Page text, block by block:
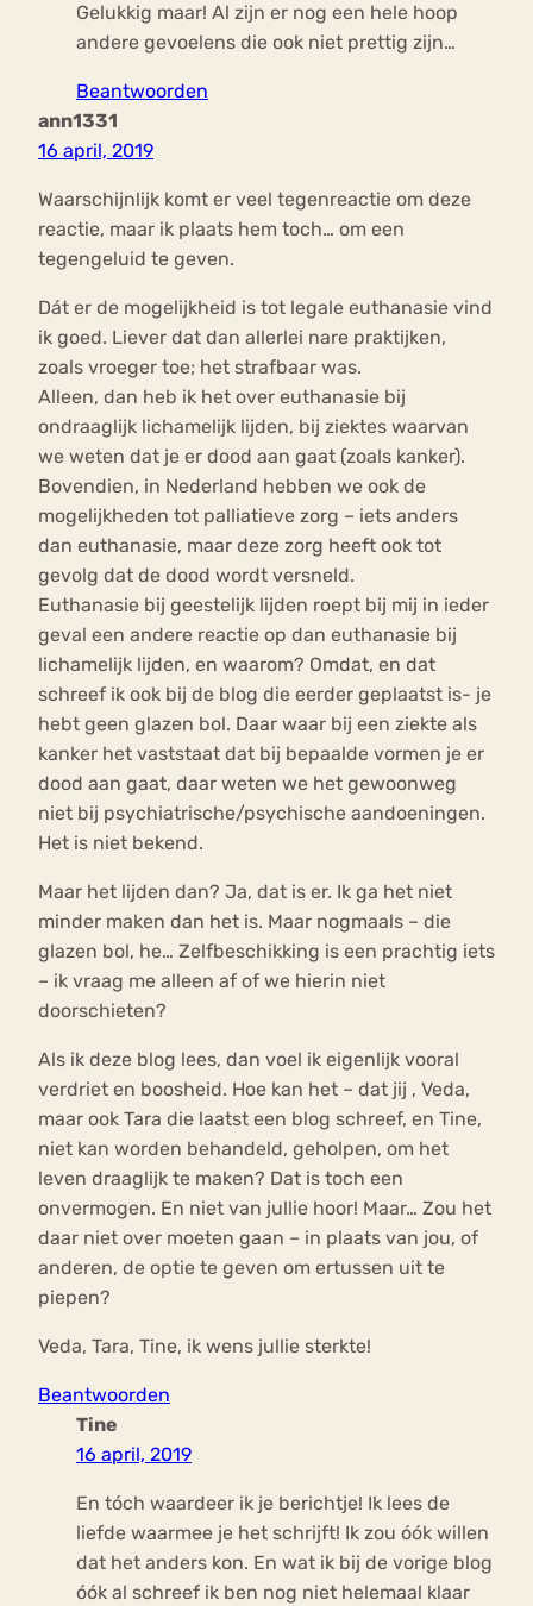
Gelukkig maar! Al zijn er nog een hele hoop
andere gevoelens die ook niet prettig zijn…
Beantwoorden
ann1331
16 april, 2019
Waarschijnlijk komt er veel tegenreactie om deze
reactie, maar ik plaats hem toch… om een
tegengeluid te geven.
Dát er de mogelijkheid is tot legale euthanasie vind
ik goed. Liever dat dan allerlei nare praktijken,
zoals vroeger toe; het strafbaar was.
Alleen, dan heb ik het over euthanasie bij
ondraaglijk lichamelijk lijden, bij ziektes waarvan
we weten dat je er dood aan gaat (zoals kanker).
Bovendien, in Nederland hebben we ook de
mogelijkheden tot palliatieve zorg – iets anders
dan euthanasie, maar deze zorg heeft ook tot
gevolg dat de dood wordt versneld.
Euthanasie bij geestelijk lijden roept bij mij in ieder
geval een andere reactie op dan euthanasie bij
lichamelijk lijden, en waarom? Omdat, en dat
schreef ik ook bij de blog die eerder geplaatst is- je
hebt geen glazen bol. Daar waar bij een ziekte als
kanker het vaststaat dat bij bepaalde vormen je er
dood aan gaat, daar weten we het gewoonweg
niet bij psychiatrische/psychische aandoeningen.
Het is niet bekend.
Maar het lijden dan? Ja, dat is er. Ik ga het niet
minder maken dan het is. Maar nogmaals – die
glazen bol, he… Zelfbeschikking is een prachtig iets
– ik vraag me alleen af of we hierin niet
doorschieten?
Als ik deze blog lees, dan voel ik eigenlijk vooral
verdriet en boosheid. Hoe kan het – dat jij , Veda,
maar ook Tara die laatst een blog schreef, en Tine,
niet kan worden behandeld, geholpen, om het
leven draaglijk te maken? Dat is toch een
onvermogen. En niet van jullie hoor! Maar… Zou het
daar niet over moeten gaan – in plaats van jou, of
anderen, de optie te geven om ertussen uit te
piepen?
Veda, Tara, Tine, ik wens jullie sterkte!
Beantwoorden
Tine
16 april, 2019
En tóch waardeer ik je berichtje! Ik lees de
liefde waarmee je het schrijft! Ik zou óók willen
dat het anders kon. En wat ik bij de vorige blog
óók al schreef ik ben nog niet helemaal klaar